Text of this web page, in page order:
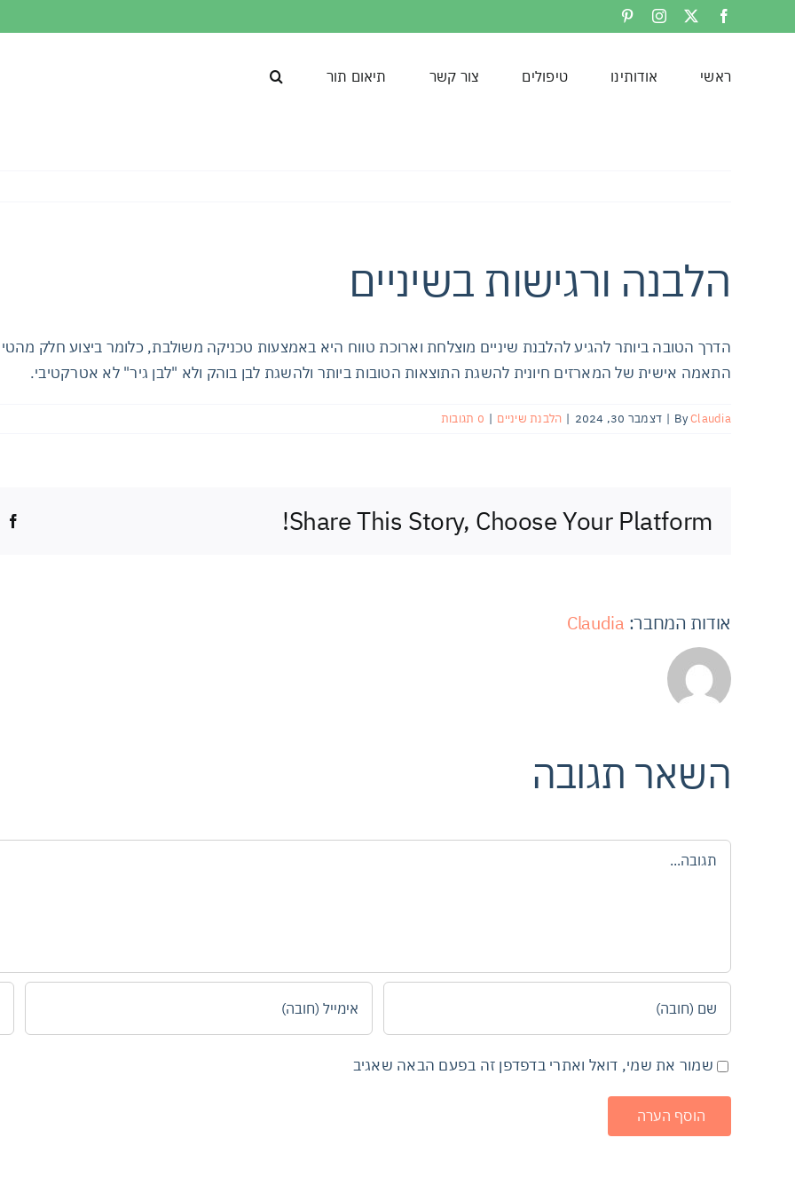
לתוכן
Facebook
X
Instagram
ראשי אודותינו טיפולים צור קשר תיאום תור
הלבנה ורגישות בשיניים
הדרך הטובה ביותר להגיע להלבנת שיניים מוצלחת וארוכת טווח היא באמצעות טכניקה משולבת, כלומר ביצוע חלק
התאמה אישית של המארזים חיונית להשגת התוצאות הטובות ביותר ולהשגת לבן בוהק ולא "לבן גיר" לא אטרקטיבי.
ByClaudia
| דצמבר 30, 2024 | הלבנת שיניים | 0 תגובות
Share This Story, Choose Your Platform!
אודות המחבר: Claudia
השאר תגובה
שמור את שמי, דואל ואתרי בדפדפן זה בפעם הבאה שאגיב